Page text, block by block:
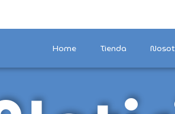
Home Tienda